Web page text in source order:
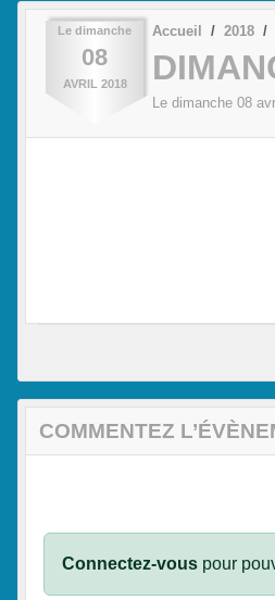
Le dimanche
08
AVRIL 2018
Accueil 2018
Le dimanche 08
COMMENTEZ
Connectez-vous pour